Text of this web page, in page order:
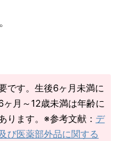
です。生後6ヶ月未満に
月～12歳未満は年齢に
ります。※参考文献： デ
び医薬部外品に関する